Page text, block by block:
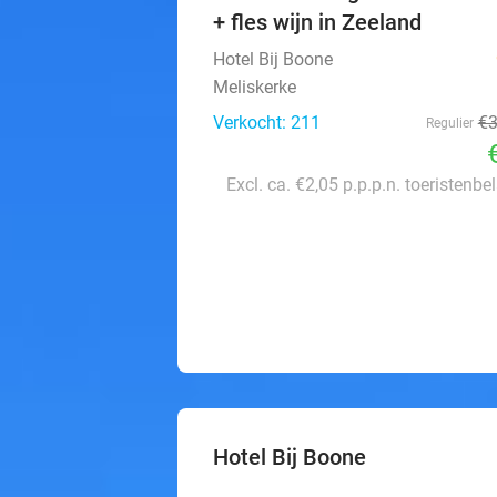
+ fles wijn in Zeeland
Hotel Bij Boone
Meliskerke
Verkocht: 211
Regulier
Excl. ca. €2,05 p.p.p.n.
Hotel Bij Boone